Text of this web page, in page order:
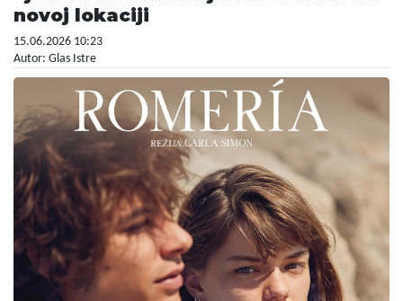
novoj lokaciji
15.06.2026 10:23
Autor: Glas Istre